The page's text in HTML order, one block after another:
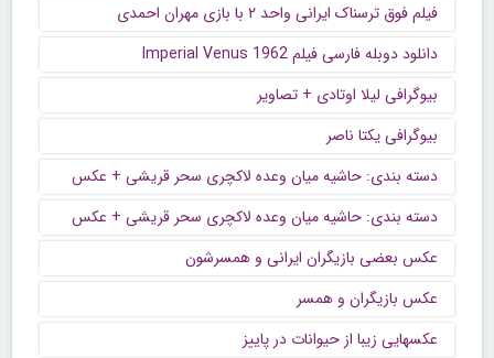
فیلم فوق ترسناک ایرانی واحد ۲ با بازی مهران احمدی
دانلود دوبله فارسی فیلم Imperial Venus 1962
بیوگرافی لیلا اوتادی + تصاویر
بیوگرافی یکتا ناصر
دسته بندی: حاشیه میان وعده لاکچری سحر قریشی + عکس
دسته بندی: حاشیه میان وعده لاکچری سحر قریشی + عکس
عکس بعضی بازیگران ایرانی و همسرشون
عکس بازیگران و همسر
عکسهایی زیبا از حیوانات در پاییز